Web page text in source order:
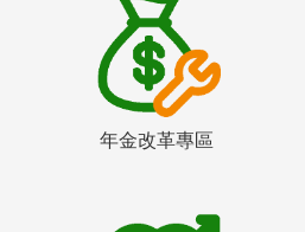
年金改革專區